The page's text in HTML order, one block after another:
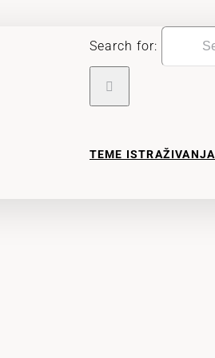
Search for:
TEME ISTRAŽIVANJA